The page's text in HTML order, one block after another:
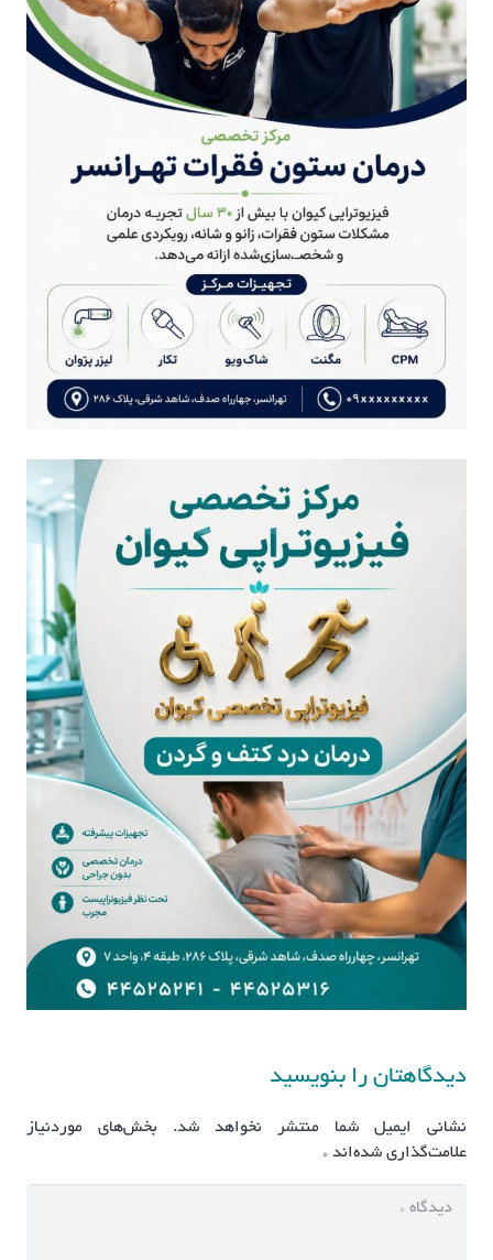
دیدگاهتان را بنویسید
نشانی ایمیل شما منتشر نخواهد شد.
بخش‌های موردنیاز
علامت‌گذاری شده‌اند *